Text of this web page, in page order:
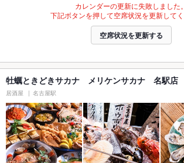
カレンダーの更新に失敗しました。
下記ボタンを押して空席状況を更新してく
空席状況を更新する
牡蠣ときどきサカナ メリケンサカナ 名駅店
居酒屋 名古屋駅